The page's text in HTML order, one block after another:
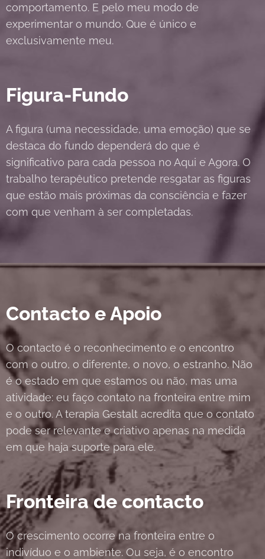
comportamento. E pelo meu modo de
experimentar o mundo. Que é único e
exclusivamente meu.
Figura-Fundo
A figura (uma necessidade, uma emoção) que se
destaca do fundo dependerá do que é
significativo para cada pessoa no Aqui e Agora. O
trabalho terapêutico pretende resgatar as figuras
que estão mais próximas da consciência e fazer
com que venham à ser completadas.
Contacto e Apoio
O contacto é o reconhecimento e o encontro
com o outro, o diferente, o novo, o estranho. Não
é o estado em que estamos ou não, mas uma
atividade: eu faço contato na fronteira entre mim
e o outro. A terapia Gestalt acredita que o contato
pode ser relevante e criativo apenas na medida
em que haja suporte para ele.
Fronteira de contacto
O crescimento ocorre na fronteira entre o
indivíduo e o ambiente. Ou seja, é o encontro